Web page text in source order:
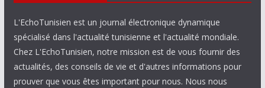
L'EchoTunisien est un journal électronique dynamique
spécialisé dans l'actualité tunisienne et l'actualité mondiale.
Chez L'EchoTunisien, notre mission est de vous fournir des
actualités, des conseils de vie et d'autres informations pour
prouver que vous êtes important pour nous. Nous nous